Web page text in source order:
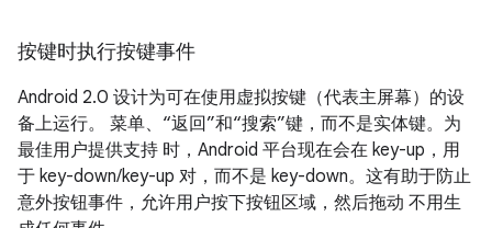
按键时执行按键事件
Android 2.0 设计为可在使用虚拟按键（代表主屏幕）的设
备上运行。 菜单、“返回”和“搜索”键，而不是实体键。为
最佳用户提供支持 时，Android 平台现在会在 key-up，用
于 key-down/key-up 对，而不是 key-down。这有助于防止
意外按钮事件，允许用户按下按钮区域，然后拖动 不用生